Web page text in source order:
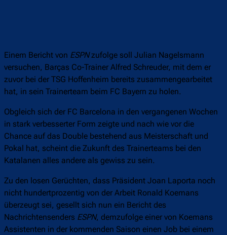
Einem Bericht von ESPNzufolge soll Julian Nagelsmann
versuchen, Barças Co-Trainer Alfred Schreuder, mit dem er
zuvor bei der TSG Hoffenheim bereits zusammengearbeitet
hat, in sein Trainerteam beim FC Bayern zu holen.
Obgleich sich der FC Barcelona in den vergangenen Wochen
in stark verbesserter Form zeigte und nach wie vor die
Chance auf das Double bestehend aus Meisterschaft und
Pokal hat, scheint die Zukunft des Trainerteams bei den
Katalanen alles andere als gewiss zu sein.
Zu den losen Gerüchten, dass Präsident Joan Laporta noch
nicht hundertprozentig von der Arbeit Ronald Koemans
überzeugt sei, gesellt sich nun ein Bericht des
Nachrichtensenders ESPN, demzufolge einer von Koemans
Assistenten in der kommenden Saison einen Job bei einem